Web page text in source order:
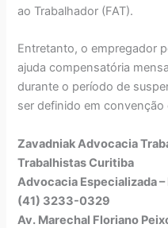
ao Trabalhador (FAT).
Entretanto, o empregador
ajuda compensatória
durante o período de
ser definido em
Zavadniak Advocacia
Trabalhistas Curitiba
Advocacia Especializada
(41) 3233-0329
Av. Marechal Floriano